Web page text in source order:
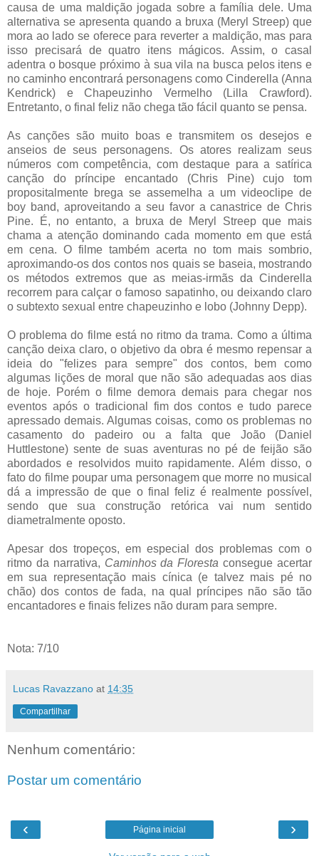
causa de uma maldição jogada sobre a família dele. Uma
alternativa se apresenta quando a bruxa (Meryl Streep) que
mora ao lado se oferece para reverter a maldição, mas para
isso precisará de quatro itens mágicos. Assim, o casal
adentra o bosque próximo à sua vila na busca pelos itens e
no caminho encontrará personagens como Cinderella (Anna
Kendrick) e Chapeuzinho Vermelho (Lilla Crawford).
Entretanto, o final feliz não chega tão fácil quanto se pensa.
As canções são muito boas e transmitem os desejos e
anseios de seus personagens. Os atores realizam seus
números com competência, com destaque para a satírica
canção do príncipe encantado (Chris Pine) cujo tom
propositalmente brega se assemelha a um videoclipe de
boy band, aproveitando a seu favor a canastrice de Chris
Pine. É, no entanto, a bruxa de Meryl Streep que mais
chama a atenção dominando cada momento em que está
em cena. O filme também acerta no tom mais sombrio,
aproximando-os dos contos nos quais se baseia, mostrando
os métodos extremos que as meias-irmãs da Cinderella
recorrem para calçar o famoso sapatinho, ou deixando claro
o subtexto sexual entre chapeuzinho e lobo (Johnny Depp).
O problema do filme está no ritmo da trama. Como a última
canção deixa claro, o objetivo da obra é mesmo repensar a
ideia do "felizes para sempre" dos contos, bem como
algumas lições de moral que não são adequadas aos dias
de hoje. Porém o filme demora demais para chegar nos
eventos após o tradicional fim dos contos e tudo parece
apressado demais. Algumas coisas, como os problemas no
casamento do padeiro ou a falta que João (Daniel
Huttlestone) sente de suas aventuras no pé de feijão são
abordados e resolvidos muito rapidamente. Além disso, o
fato do filme poupar uma personagem que morre no musical
dá a impressão de que o final feliz é realmente possível,
sendo que sua construção retórica vai num sentido
diametralmente oposto.
Apesar dos tropeços, em especial dos problemas com o
ritmo da narrativa, Caminhos da Floresta consegue acertar
em sua representação mais cínica (e talvez mais pé no
chão) dos contos de fada, na qual príncipes não são tão
encantadores e finais felizes não duram para sempre.
Nota: 7/10
Lucas Ravazzano at 14:35
Compartilhar
Nenhum comentário:
Postar um comentário
‹ ›
Página inicial